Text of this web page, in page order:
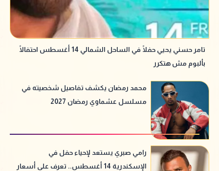
تامر حسني يحيي حفلًا في الساحل الشمالي 14 أغسطس احتفالًا
بألبوم مش هتكرر
محمد رمضان يكشف تفاصيل شخصيته في
مسلسل عشماوي رمضان 2027
رامي صبري يستعد لإحياء حفل في
الإسكندرية 14 أغسطس.. تعرف على أسعار